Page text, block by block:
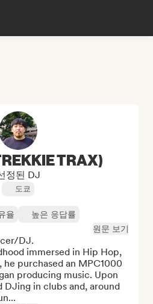
TRAX)
정된 DJ
도쿄
율
높은 응답률
원문 보기
DJ.
immersed in Hip Hop,
he purchased an MPC1000
producing music. Upon
DJing in clubs and, around